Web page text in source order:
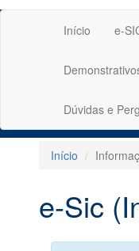
Início e-
Dúvidas e
Início
e-Sic